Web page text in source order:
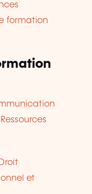
formation
et